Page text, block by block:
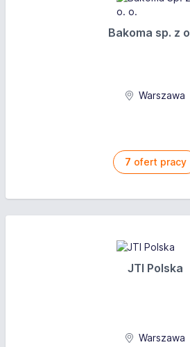
Bakoma sp. z
Warszawa
7 ofert pracy
JTI Polska
Warszawa